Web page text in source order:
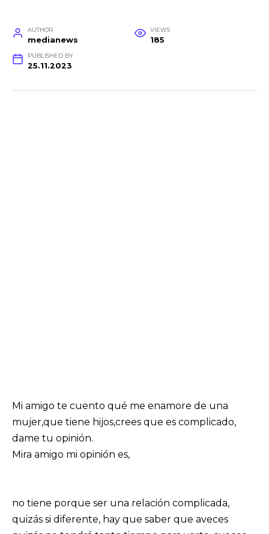
AUTHOR
medianews
VIEWS
185
PUBLISHED BY
25.11.2023
Mi amigo te cuento qué me enamore de una
mujer,que tiene hijos,crees que es complicado,
dame tu opinión.
Mira amigo mi opinión es,
no tiene porque ser una relación complicada,
quizás si diferente, hay que saber que aveces